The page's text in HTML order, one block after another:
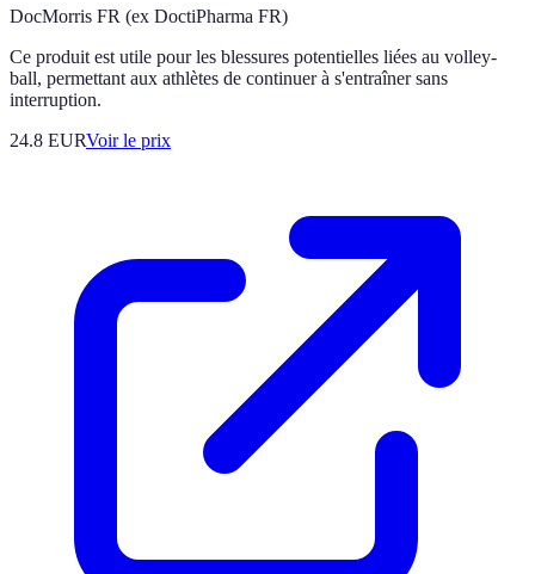
DocMorris FR (ex DoctiPharma FR)
Ce produit est utile pour les blessures potentielles liées au volley-
ball, permettant aux athlètes de continuer à s'entraîner sans
interruption.
24.8 EURVoir le prix